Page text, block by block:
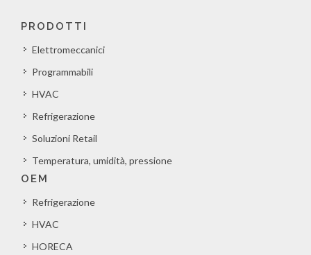
PRODOTTI
Elettromeccanici
Programmabili
HVAC
Refrigerazione
Soluzioni Retail
Temperatura, umidità, pressione
OEM
Refrigerazione
HVAC
HORECA